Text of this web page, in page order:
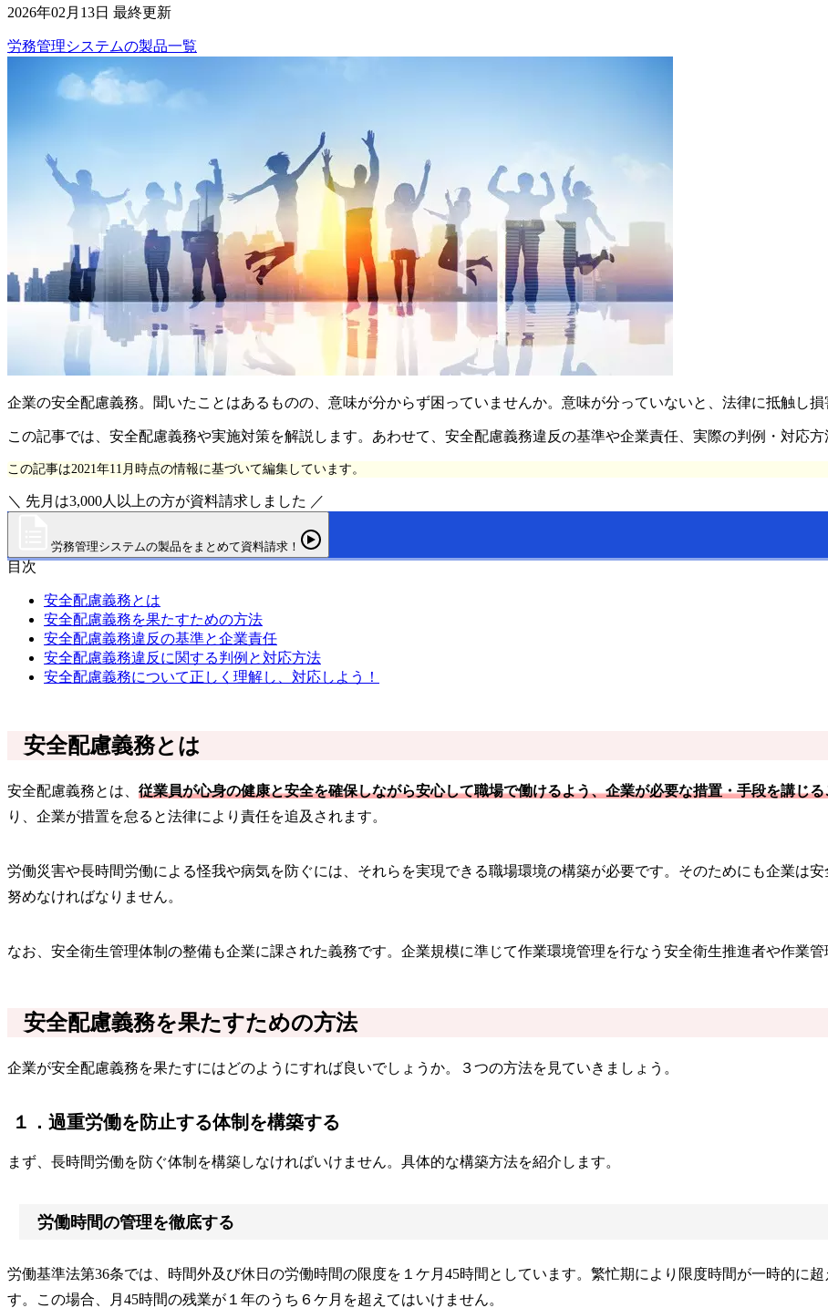
2026年02月13日 最終更新
労務管理システムの製品一覧
企業の安全配慮義務。聞いたことはあるものの、意味が分からず困っていませんか。意味が分っていないと、法律に抵触し損
この記事では、安全配慮義務や実施対策を解説します。あわせて、安全配慮義務違反の基準や企業責任、実際の判例・対応
この記事は2021年11月時点の情報に基づいて編集しています。
＼ 先月は3,000人以上の方が資料請求しました ／
労務管理システムの製品をまとめて資料請求！
目次
安全配慮義務とは
安全配慮義務を果たすための方法
安全配慮義務違反の基準と企業責任
安全配慮義務違反に関する判例と対応方法
安全配慮義務について正しく理解し、対応しよう！
安全配慮義務とは
安全配慮義務とは、 従業員が心身の健康と安全を確保しながら安心して職場で働けるよう、企業が必要な措置・手段を講じる
り、企業が措置を怠ると法律により責任を追及されます。
労働災害や長時間労働による怪我や病気を防ぐには、それらを実現できる職場環境の構築が必要です。そのためにも企業は
努めなければなりません。
なお、安全衛生管理体制の整備も企業に課された義務です。企業規模に準じて作業環境管理を行なう安全衛生推進者や作業
安全配慮義務を果たすための方法
企業が安全配慮義務を果たすにはどのようにすれば良いでしょうか。３つの方法を見ていきましょう。
１．過重労働を防止する体制を構築する
まず、長時間労働を防ぐ体制を構築しなければいけません。具体的な構築方法を紹介します。
労働時間の管理を徹底する
労働基準法第36条では、時間外及び休日の労働時間の限度を１ケ月45時間としています。繁忙期により限度時間が一時的に
す。この場合、月45時間の残業が１年のうち６ケ月を超えてはいけません。